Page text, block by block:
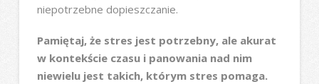
niepotrzebne dopieszczanie.
Pamiętaj, że stres jest potrzebny, ale akurat
w kontekście czasu i panowania nad nim
niewielu jest takich, którym stres pomaga.